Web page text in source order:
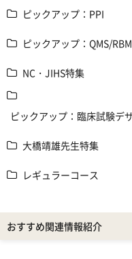
ピックアップ：PPI
ピックアップ：QMS/RBM
NC・JIHS特集
ピックアップ：臨床試験デ
大橋靖雄先生特集
レギュラーコース
おすすめ関連情報紹介